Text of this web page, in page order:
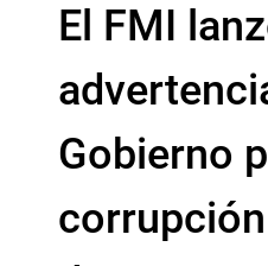
El FMI
Gobierno